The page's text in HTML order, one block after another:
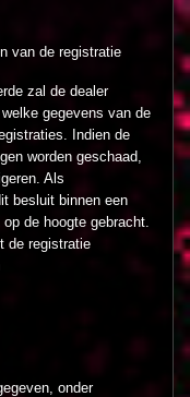
van de registratie
zal de dealer
gegevens van de
Indien de
worden geschaad,
Als
besluit binnen een
de hoogte gebracht.
de registratie
onder